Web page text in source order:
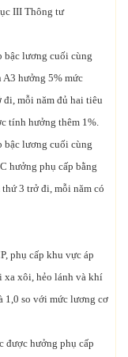
III Thông tư
bậc lương cuối cùng
A3 hưởng 5% mức
mỗi năm đủ hai tiêu
tính hưởng thêm 1%.
bậc lương cuối cùng
hưởng phụ cấp bằng
3 trở đi, mỗi năm có
phụ cấp khu vực áp
xa xôi, hẻo lánh và khí
1,0 so với mức lương cơ
được hưởng phụ cấp